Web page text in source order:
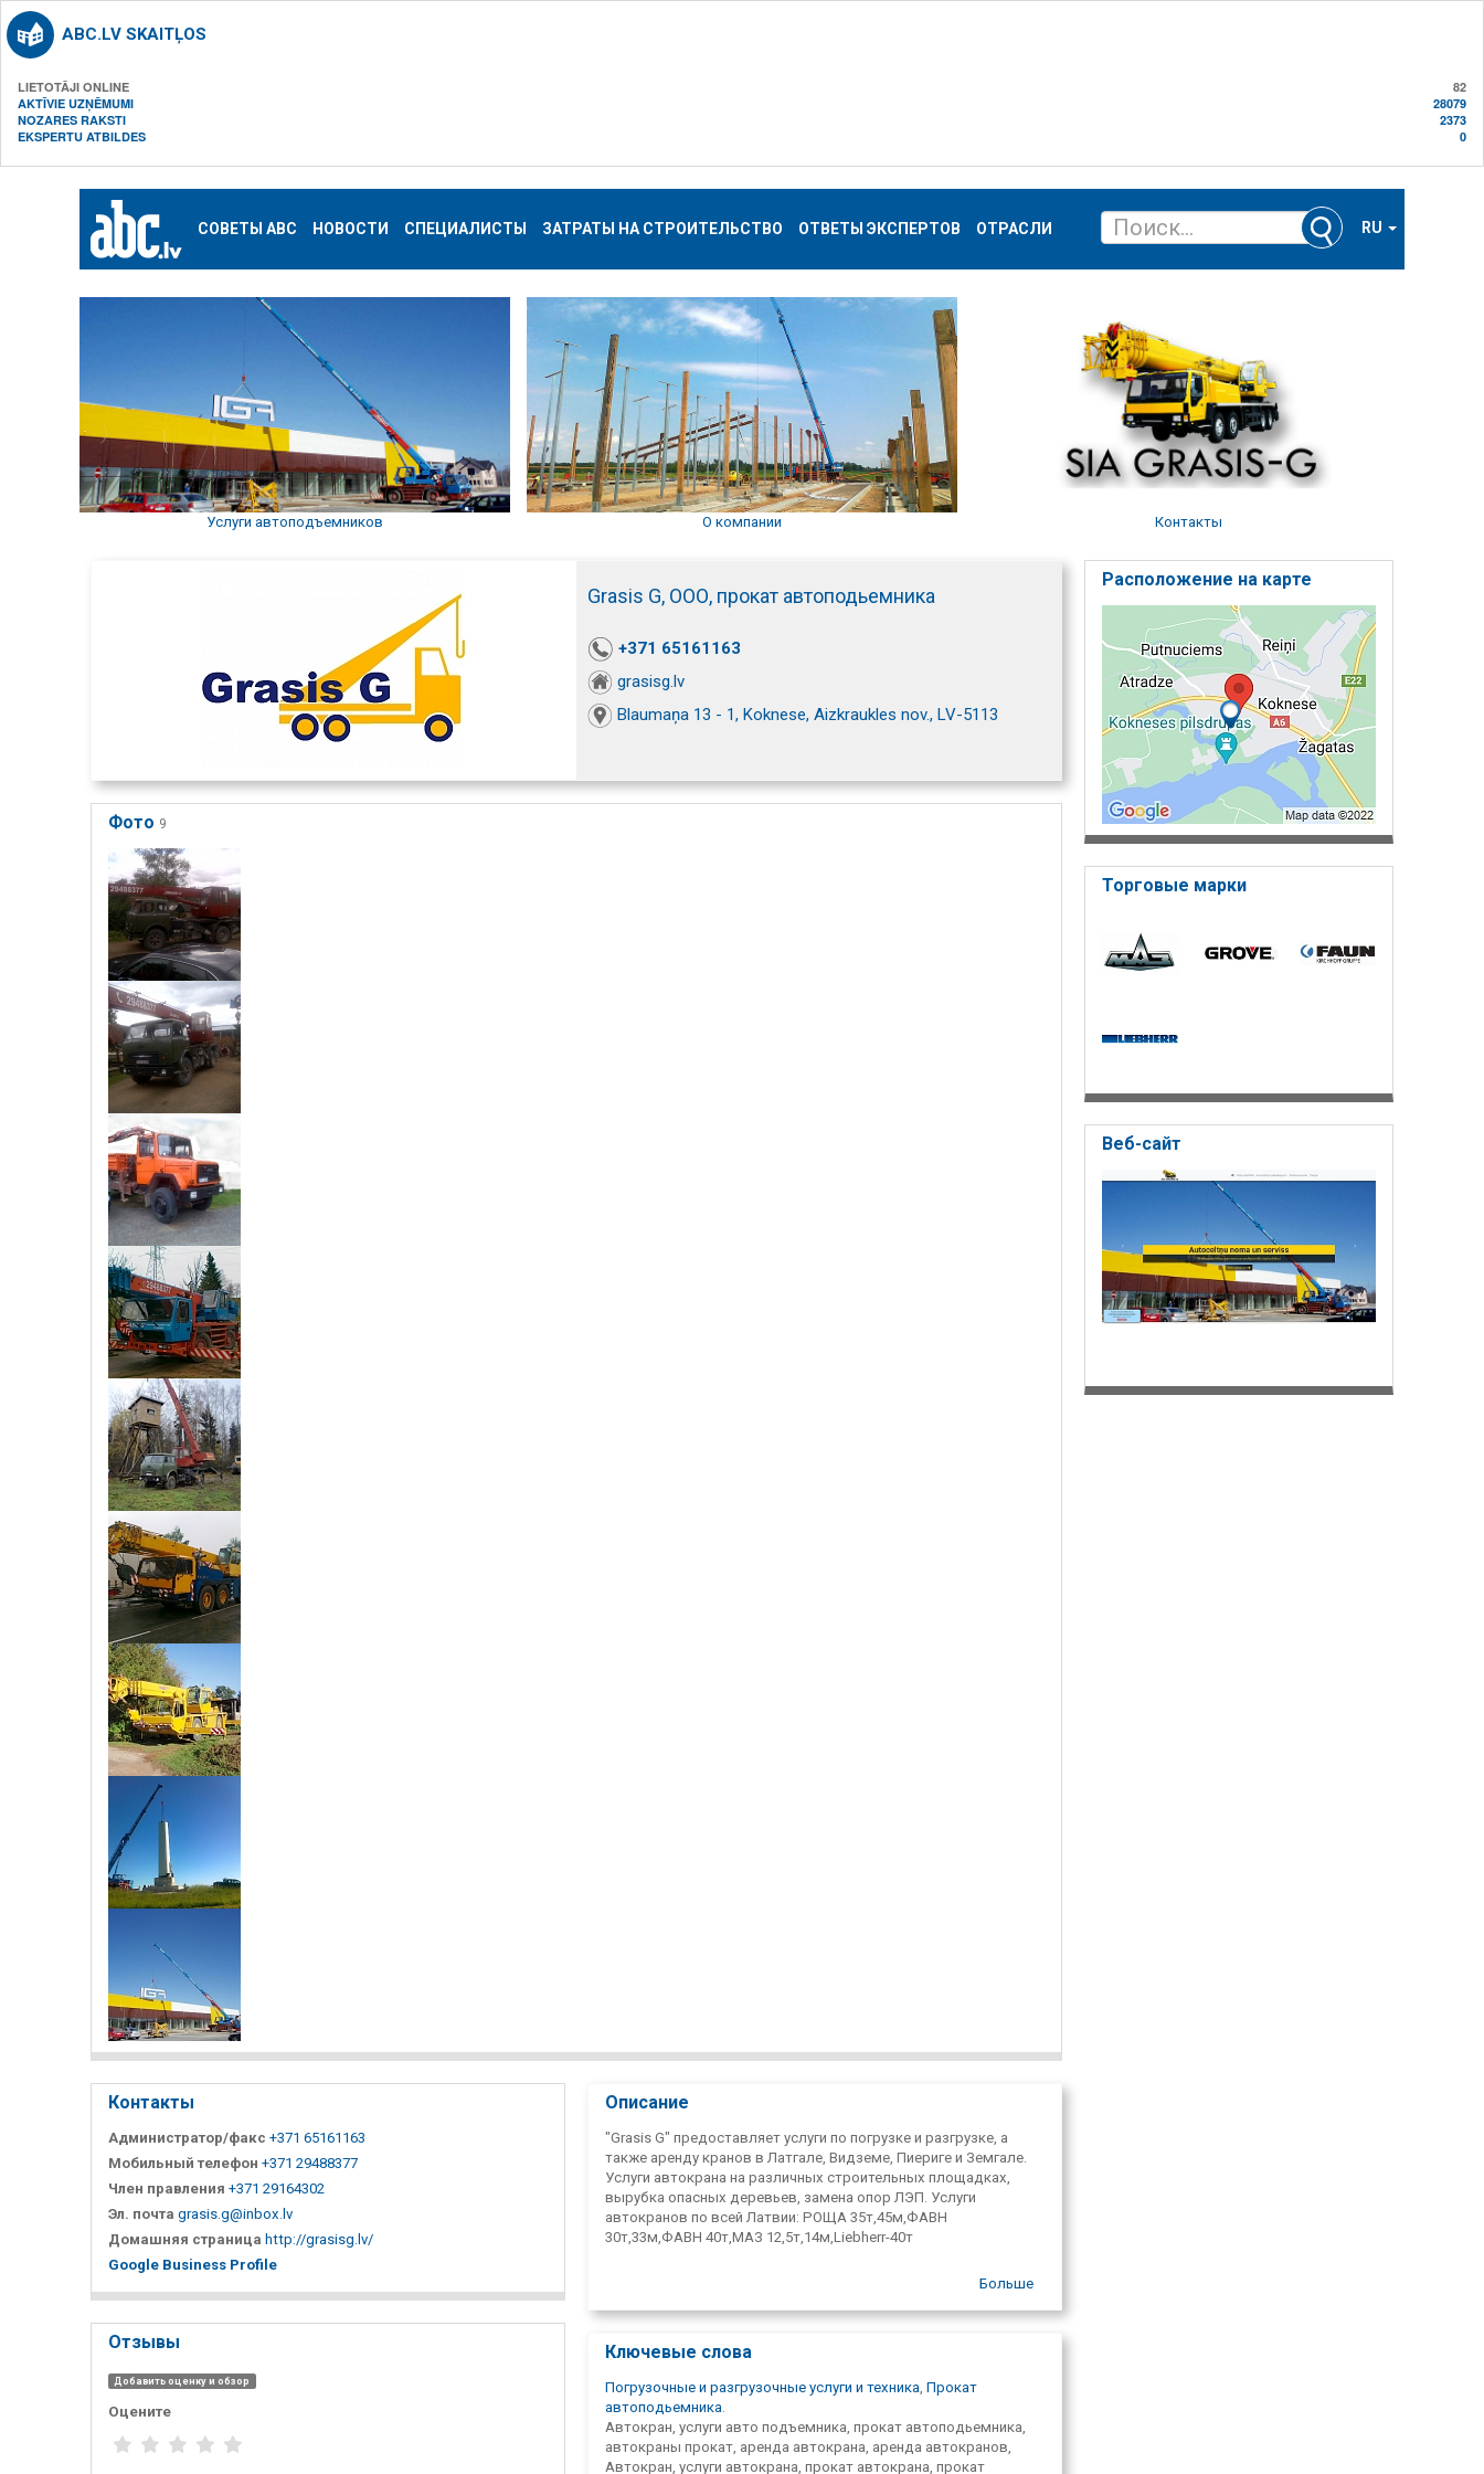
ABC.LV SKAITĻOS
LIETOTĀJI ONLINE
82
AKTĪVIE UZŅĒMUMI
28079
NOZARES RAKSTI
2373
EKSPERTU ATBILDES
0
СОВЕТЫ ABC НОВОСТИ СПЕЦИАЛИСТЫ ЗАТРАТЫ НА СТРОИТЕЛЬСТВО ОТВЕТЫ ЭКСПЕРТОВ ОТРАСЛИ RU
Услуги автоподъемников О компании Контакты
Grasis G, ООО, прокат автоподьемника
+371 65161163
grasisg.lv
Blaumaņa 13 - 1, Koknese, Aizkraukles nov., LV-5113
Фото 9
Контакты
Администратор/факс +371 65161163
Мобильный телефон +371 29488377
Член правления +371 29164302
Эл. почта grasis.g@inbox.lv
Домашняя страница http://grasisg.lv/
Google Business Profile
Отзывы
Добавить оценку и обзор
Оцените
Описание
"Grasis G" предоставляет услуги по погрузке и разгрузке, а
также аренду кранов в Латгале, Видземе, Пиериге и Земгале.
Услуги автокрана на различных строительных площадках,
вырубка опасных деревьев, замена опор ЛЭП. Услуги
автокранов по всей Латвии: РОЩА 35т,45м,ФАВН
30т,33м,ФАВН 40т,МАЗ 12,5т,14м,Liebherr-40т
Больше
Ключевые слова
Погрузочные и разгрузочные услуги и техника Прокат
автоподьемника
Автокран, услуги авто подъемника, прокат автоподьемника,
автокраны прокат, аренда автокрана, аренда автокранов,
Автокран, услуги автокрана, прокат автокрана, прокат
Расположение на карте
Торговые марки
Веб-сайт